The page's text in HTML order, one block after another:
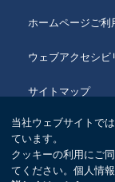
ホームページご利
ウェブアクセシビ
サイトマップ
当社ウェブサイトで
ています。
クッキーの利用にご
てください。個人情